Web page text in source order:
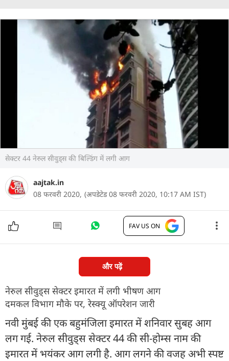
सेक्टर 44 नेरुल सीवुड्स की बिल्डिंग में लगी आग
aajtak.in
08 फरवरी 2020, (अपडेटेड 08 फरवरी 2020, 10:17 AM IST)
FAV US ON
और पढ़ें
नेरुल सीवुड्स सेक्टर इमारत में लगी भीषण आग
दमकल विभाग मौके पर, रेस्क्यू ऑपरेशन जारी
नवी मुंबई की एक बहुमंजिला इमारत में शनिवार सुबह आग
लग गई. नेरुल सीवुड्स सेक्टर 44 की सी-होम्स नाम की
इमारत में भयंकर आग लगी है. आग लगने की वजह अभी स्पष्ट